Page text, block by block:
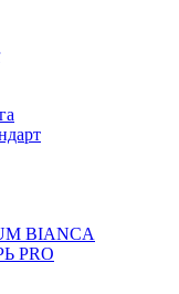
BIANCA
PRO